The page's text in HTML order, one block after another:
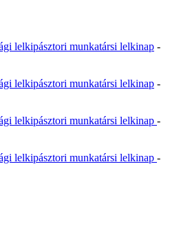
lelkipásztori munkatársi lelkinap -
lelkipásztori munkatársi lelkinap -
lelkipásztori munkatársi lelkinap -
lelkipásztori munkatársi lelkinap -